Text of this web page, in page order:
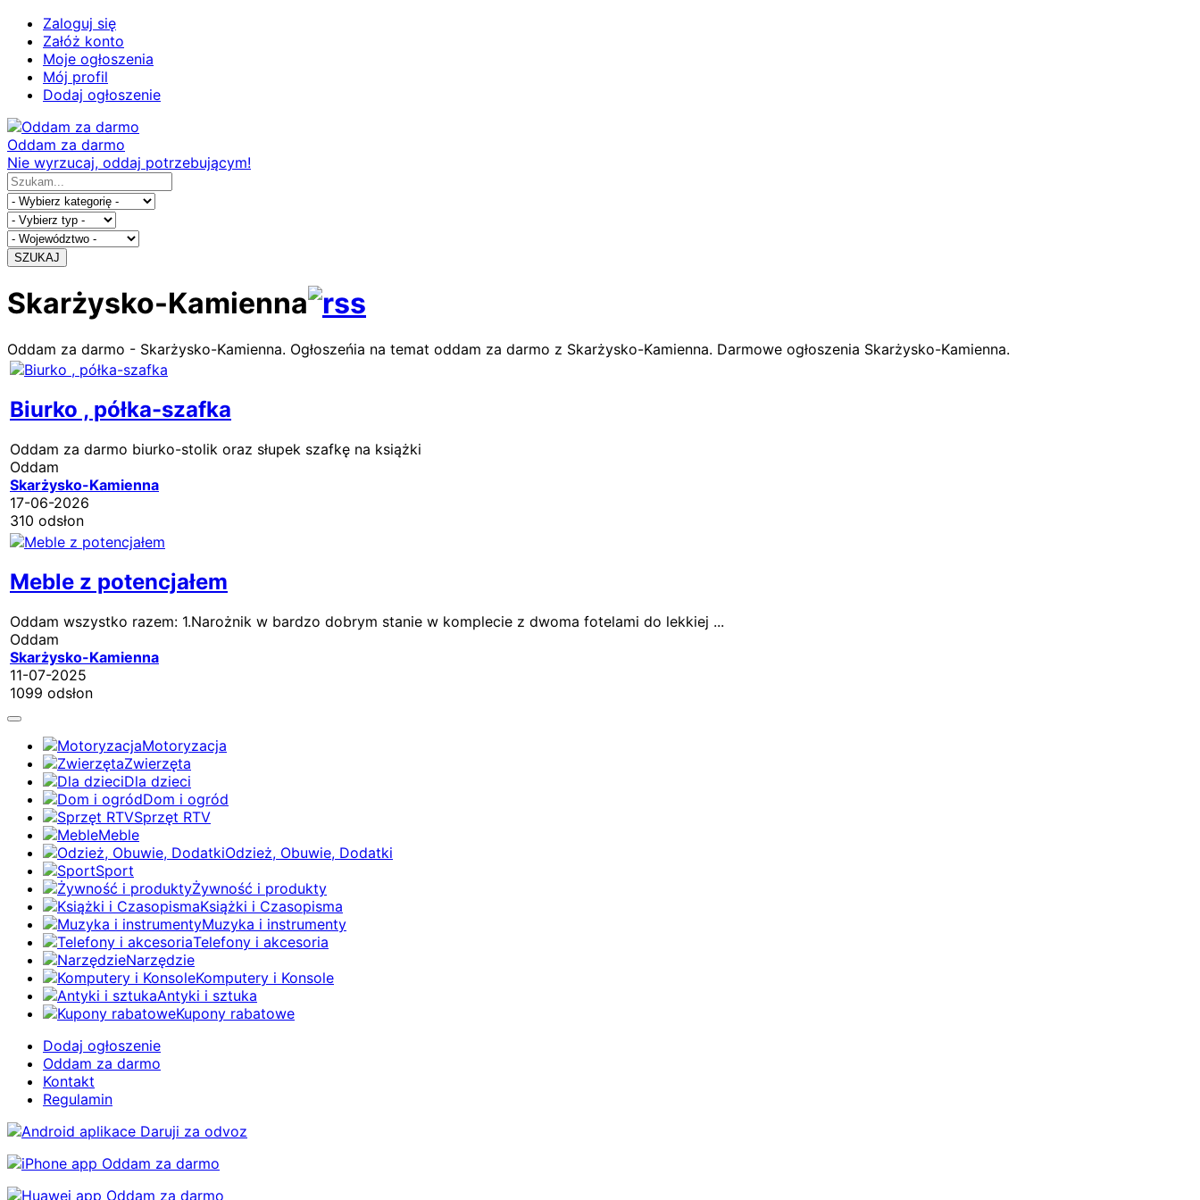
Zaloguj się
Załóż konto
Moje ogłoszenia
Mój profil
Dodaj ogłoszenie
Oddam za darmo
Nie wyrzucaj, oddaj potrzebującym!
SZUKAJ
Skarżysko-Kamienna
Oddam za darmo - Skarżysko-Kamienna. Ogłoszeńia na temat oddam za darmo z Skarżysko-Kamienna. Darmowe ogłoszenia Skarżysko-Kamienna.
Biurko , półka-szafka
Oddam za darmo biurko-stolik oraz słupek szafkę na książki
Oddam
Skarżysko-Kamienna
17-06-2026
310 odsłon
Meble z potencjałem
Oddam wszystko razem: 1.Narożnik w bardzo dobrym stanie w komplecie z dwoma fotelami do lekkiej ...
Oddam
Skarżysko-Kamienna
11-07-2025
1099 odsłon
Motoryzacja
Zwierzęta
Dla dzieci
Dom i ogród
Sprzęt RTV
Meble
Odzież, Obuwie, Dodatki
Sport
Żywność i produkty
Książki i Czasopisma
Muzyka i instrumenty
Telefony i akcesoria
Narzędzie
Komputery i Konsole
Antyki i sztuka
Kupony rabatowe
Dodaj ogłoszenie
Oddam za darmo
Kontakt
Regulamin